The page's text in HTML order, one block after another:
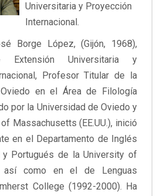
Universitaria y Proyección
Internacional.
Borge López, (Gijón, 1968),
Extensión Universitaria y
Profesor Titular de la
en el Área de Filología
por la Universidad de Oviedo y
Massachusetts (EE.UU.), inició
en el Departamento de Inglés
Portugués de la University of
así como en el de Lenguas
College (1992-2000). Ha